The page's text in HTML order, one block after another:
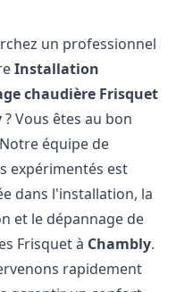
un professionnel
Installation
chaudière Frisquet
? Vous êtes au bon
équipe de
expérimentés est
dans l'installation, la
et le dépannage de
Frisquet à Chambly.
rapidement